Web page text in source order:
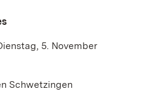
5. November
Schwetzingen